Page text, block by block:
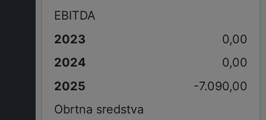
EBITDA
0,00
0,00
-7.090,00
Obrtna sredstva